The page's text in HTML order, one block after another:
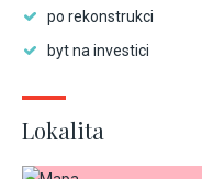
po rekonstrukci
byt na investici
Lokalita